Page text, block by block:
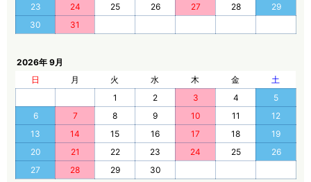
23
24 25 26 27 28
29
30
31
2026年 9月
日
月 火 水 木 金
土
1
2 3 4
5
6
7 8 9 10 11
12
13
14 15 16 17 18
19
20
21 22 23 24 25
26
27
28 29 30